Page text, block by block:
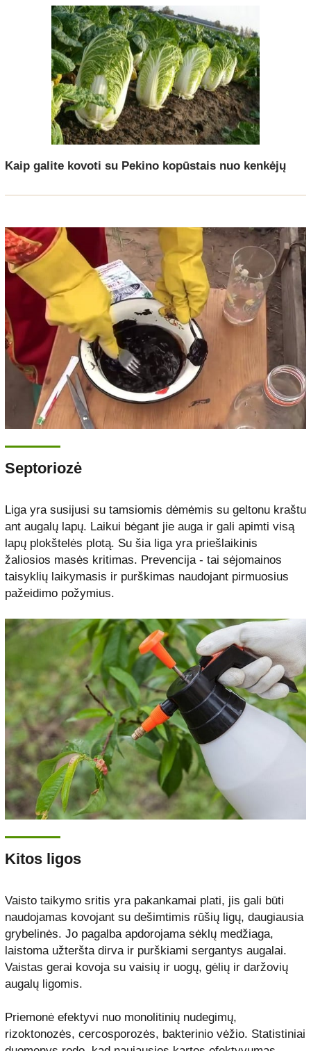
Kaip galite kovoti su Pekino kopūstais nuo kenkėjų
Septoriozė
Liga yra susijusi su tamsiomis dėmėmis su geltonu kraštu
ant augalų lapų. Laikui bėgant jie auga ir gali apimti visą
lapų plokštelės plotą. Su šia liga yra priešlaikinis
žaliosios masės kritimas. Prevencija - tai sėjomainos
taisyklių laikymasis ir purškimas naudojant pirmuosius
pažeidimo požymius.
Kitos ligos
Vaisto taikymo sritis yra pakankamai plati, jis gali būti
naudojamas kovojant su dešimtimis rūšių ligų, daugiausia
grybelinės. Jo pagalba apdorojama sėklų medžiaga,
laistoma užteršta dirva ir purškiami sergantys augalai.
Vaistas gerai kovoja su vaisių ir uogų, gėlių ir daržovių
augalų ligomis.
Priemonė efektyvi nuo monolitinių nudegimų,
rizoktonozės, cercosporozės, bakterinio vėžio. Statistiniai